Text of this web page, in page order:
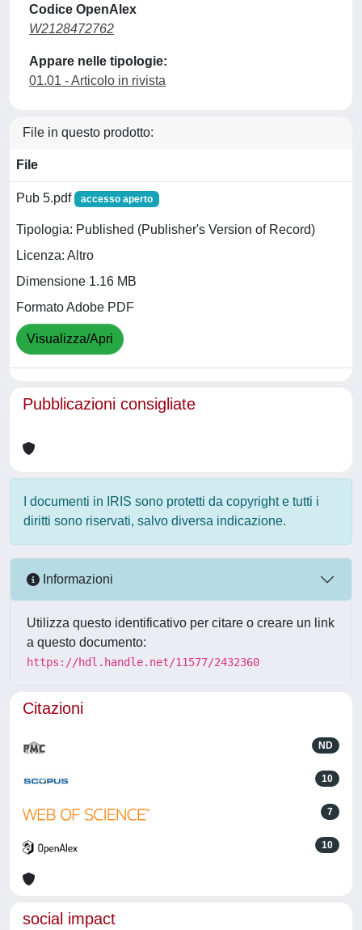
Codice OpenAlex
W2128472762
Appare nelle tipologie:
01.01 - Articolo in rivista
File in questo prodotto:
File
Pub 5.pdf accesso aperto
Tipologia: Published (Publisher's Version of Record)
Licenza: Altro
Dimensione 1.16 MB
Formato Adobe PDF
Visualizza/Apri
Pubblicazioni consigliate
I documenti in IRIS sono protetti da copyright e tutti i
diritti sono riservati, salvo diversa indicazione.
Informazioni
Utilizza questo identificativo per citare o creare un link
a questo documento:
https://hdl.handle.net/11577/2432360
Citazioni
ND
10
7
10
social impact